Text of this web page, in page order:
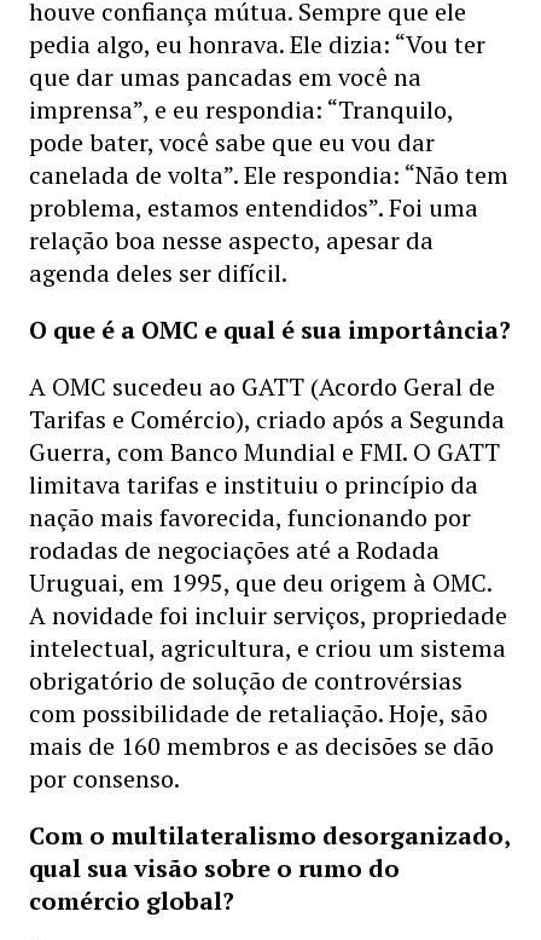
houve confiança mútua. Sempre que ele
pedia algo, eu honrava. Ele dizia: “Vou ter
que dar umas pancadas em você na
imprensa”, e eu respondia: “Tranquilo,
pode bater, você sabe que eu vou dar
canelada de volta”. Ele respondia: “Não tem
problema, estamos entendidos”. Foi uma
relação boa nesse aspecto, apesar da
agenda deles ser difícil.
O que é a OMC e qual é sua importância?
A OMC sucedeu ao GATT (Acordo Geral de
Tarifas e Comércio), criado após a Segunda
Guerra, com Banco Mundial e FMI. O GATT
limitava tarifas e instituiu o princípio da
nação mais favorecida, funcionando por
rodadas de negociações até a Rodada
Uruguai, em 1995, que deu origem à OMC.
A novidade foi incluir serviços, propriedade
intelectual, agricultura, e criou um sistema
obrigatório de solução de controvérsias
com possibilidade de retaliação. Hoje, são
mais de 160 membros e as decisões se dão
por consenso.
Com o multilateralismo desorganizado,
qual sua visão sobre o rumo do
comércio global?